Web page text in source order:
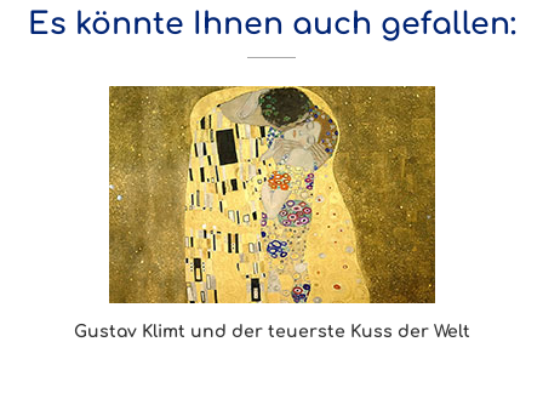
Es könnte Ihnen auch gefallen:
Gustav Klimt und der teuerste Kuss der Welt